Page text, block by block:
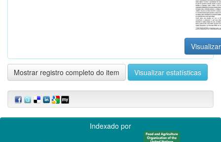
Mostrar registro completo do item Visualizar estatísticas
Indexado por